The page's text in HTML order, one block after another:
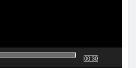
00:30